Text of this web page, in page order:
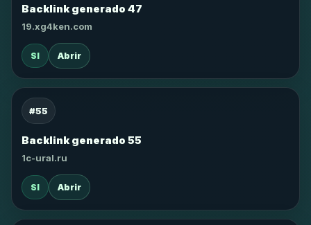
Backlink generado 47
19.xg4ken.com
SI Abrir
#55
Backlink generado 55
1c-ural.ru
SI Abrir